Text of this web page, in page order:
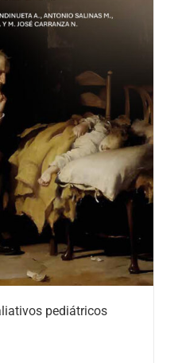
pediátricos